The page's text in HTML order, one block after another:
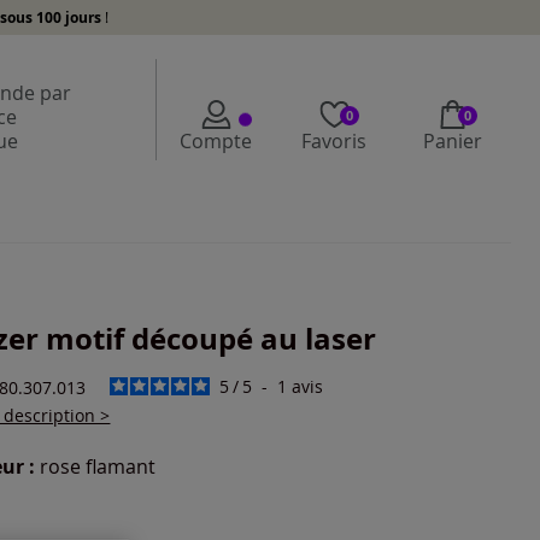
sous 100 jours !
par
Compte
0
Favoris
0
Panier
motif découpé au laser
5 / 5 - 1avis
description >
: rose flamant